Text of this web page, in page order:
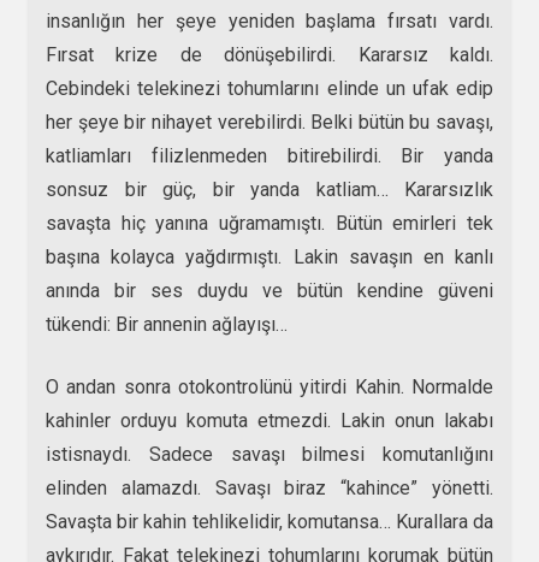
insanlığın her şeye yeniden başlama fırsatı vardı.
Fırsat krize de dönüşebilirdi. Kararsız kaldı.
Cebindeki telekinezi tohumlarını elinde un ufak edip
her şeye bir nihayet verebilirdi. Belki bütün bu savaşı,
katliamları filizlenmeden bitirebilirdi. Bir yanda
sonsuz bir güç, bir yanda katliam… Kararsızlık
savaşta hiç yanına uğramamıştı. Bütün emirleri tek
başına kolayca yağdırmıştı. Lakin savaşın en kanlı
anında bir ses duydu ve bütün kendine güveni
tükendi: Bir annenin ağlayışı…
O andan sonra otokontrolünü yitirdi Kahin. Normalde
kahinler orduyu komuta etmezdi. Lakin onun lakabı
istisnaydı. Sadece savaşı bilmesi komutanlığını
elinden alamazdı. Savaşı biraz “kahince” yönetti.
Savaşta bir kahin tehlikelidir, komutansa… Kurallara da
aykırıdır. Fakat telekinezi tohumlarını korumak bütün